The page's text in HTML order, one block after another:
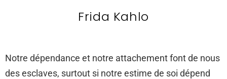
Frida Kahlo
Notre dépendance et notre attachement font de nous
des esclaves, surtout si notre estime de soi dépend